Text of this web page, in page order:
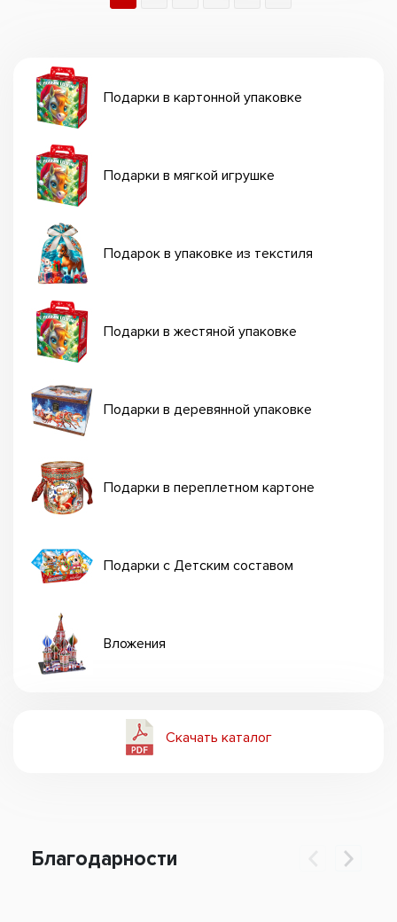
Подарки в картонной упаковке
Подарки в мягкой игрушке
Подарок в упаковке из текстиля
Подарки в жестяной упаковке
Подарки в деревянной упаковке
Подарки в переплетном картоне
Подарки с Детским составом
Вложения
Скачать каталог
Благодарности